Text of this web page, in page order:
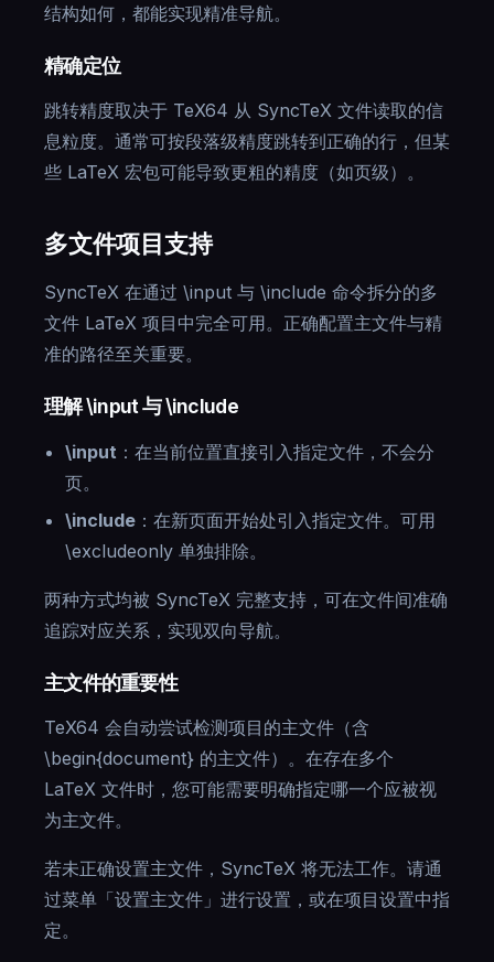
结构如何，都能实现精准导航。
精确定位
跳转精度取决于 TeX64 从 SyncTeX 文件读取的信
息粒度。通常可按段落级精度跳转到正确的行，但某
些 LaTeX 宏包可能导致更粗的精度（如页级）。
多文件项目支持
SyncTeX 在通过 \input 与 \include 命令拆分的多
文件 LaTeX 项目中完全可用。正确配置主文件与精
准的路径至关重要。
理解 \input 与 \include
\input ：在当前位置直接引入指定文件，不会分
页。
\include ：在新页面开始处引入指定文件。可用
\excludeonly 单独排除。
两种方式均被 SyncTeX 完整支持，可在文件间准确
追踪对应关系，实现双向导航。
主文件的重要性
TeX64 会自动尝试检测项目的主文件（含
\begin{document} 的主文件）。在存在多个
LaTeX 文件时，您可能需要明确指定哪一个应被视
为主文件。
若未正确设置主文件，SyncTeX 将无法工作。请通
过菜单「设置主文件」进行设置，或在项目设置中指
定。